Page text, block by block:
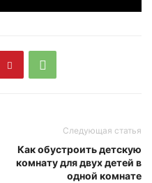
Следующая статья
Как обустроить детскую
комнату для двух детей в
одной комнате